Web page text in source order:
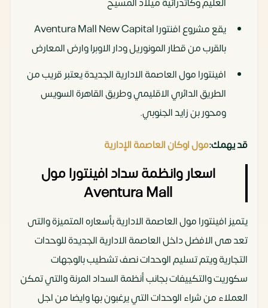
يقع مشروع افنتورا Aventura Mall New Capital
بالقرب من قطار المونوريل ودار الاوبرا وارض المعارض
افينتورا مول العاصمة الادارية الجديدة يعتبر قريب من
الطريق الدائري الاقليمي وطريق القاهرة السويس
ومحور بن زايد الجنوبي.
قد يهمك:مول اوكان العاصمة الإدارية
اسعار وانظمة سداد افينتورا مول
Aventura Mall
يتميز افينتورا مول العاصمة الادارية بأسعاره المتميزة والتى
تعد هى الافضل داخل العاصمة الادارية الجديدة للوحدات
التجارية ويتم تسليم الوحدات نصف تشطيب بالوجهات
سكوريت والتكييفات بجانب أنظمة السداد المرنة والتي تمكن
العملاء من شراء الوحدات التي يرغبون بها وايضا من اجل